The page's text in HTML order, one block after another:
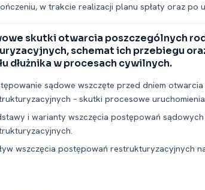
w trakcie realizacji planu spłaty oraz po
skutki otwarcia poszczególnych
schemat ich przebiegu
dłużnika w procesach cywilnych.
sądowe wszczęte przed dniem
– skutki procesowe
i warianty wszczęcia postępowań
wszczęcia postępowań restrukturyzacyjnych